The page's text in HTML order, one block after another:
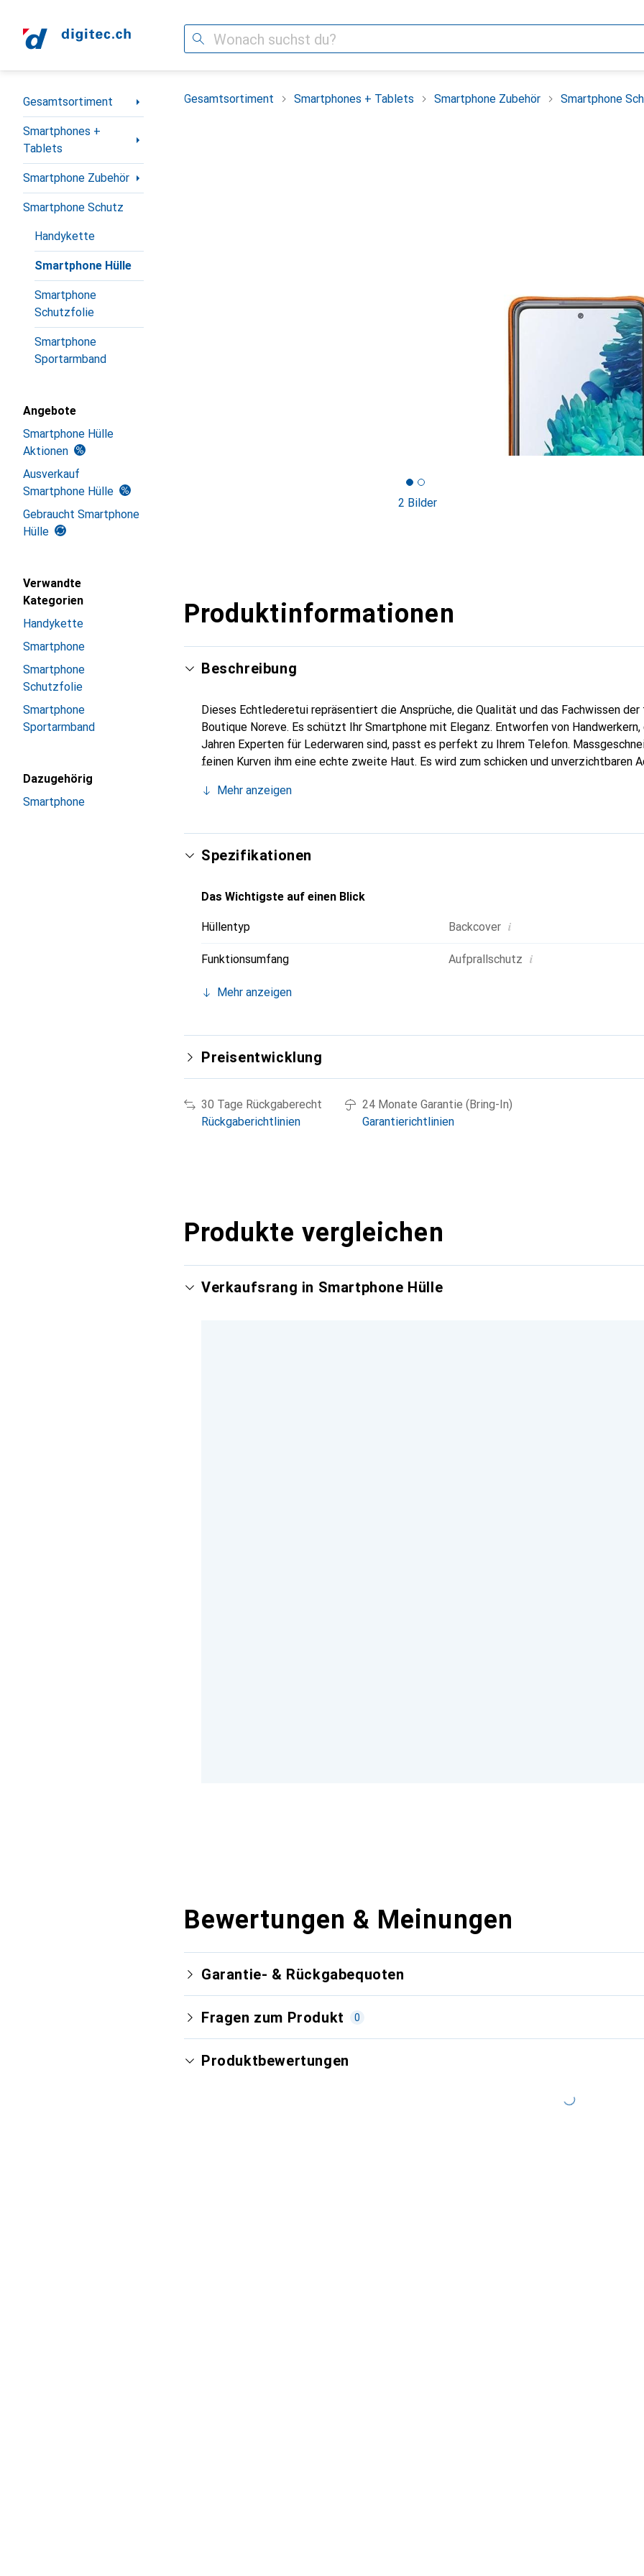
Suche
Navigation nach Kategorien
Gesamtsortiment
Smartphones +
Tablets
Smartphone Zubehör
Smartphone Schutz
Handykette
Smartphone Hülle
Smartphone
Schutzfolie
Smartphone
Sportarmband
Angebote
Smartphone Hülle
Aktionen
Ausverkauf
Smartphone Hülle
Gebraucht Smartphone
Hülle
Verwandte
Kategorien
Handykette
Smartphone
Smartphone
Schutzfolie
Smartphone
Sportarmband
Dazugehörig
Smartphone
Gesamtsortiment Smartphones + Tablets Smartphone Zubehör Smartphone
2 Bilder
Produktinformationen
Beschreibung
Dieses Echtlederetui repräsentiert die Ansprüche, die Qualität und das Fachwissen
Boutique Noreve. Es schützt Ihr Smartphone mit Eleganz. Entworfen von
Jahren Experten für Lederwaren sind, passt es perfekt zu Ihrem Telefon.
feinen Kurven ihm eine echte zweite Haut. Es wird zum schicken und unverzichtbaren
für eine anspruchsvolle Kundschaft.
Mehr anzeigen
Spezifikationen
Das Wichtigste auf einen Blick
Hüllentyp Backcover i
Funktionsumfang Aufprallschutz i
Mehr anzeigen
Preisentwicklung
30 Tage Rückgaberecht
Rückgaberichtlinien
24 Monate Garantie (Bring-In)
Garantierichtlinien
Produkte vergleichen
Verkaufsrang in Smartphone Hülle
Bewertungen & Meinungen
Garantie- & Rückgabequoten
Fragen zum Produkt 0
Produktbewertungen